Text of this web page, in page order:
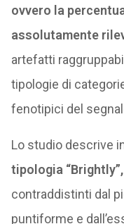
ovvero la
assolutamente
artefatti
tipologie di
fenotipici del
Lo studio descrive
tipologia “Brightly”,
contraddistinti dal
puntiforme e